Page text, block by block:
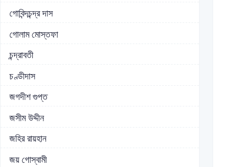
গোবিন্দচন্দ্র দাস
গোলাম মোস্তফা
চন্দ্রাবতী
চণ্ডীদাস
জগদীশ গুপ্ত
জসীম উদ্দীন
জহির রায়হান
জয় গোস্বামী